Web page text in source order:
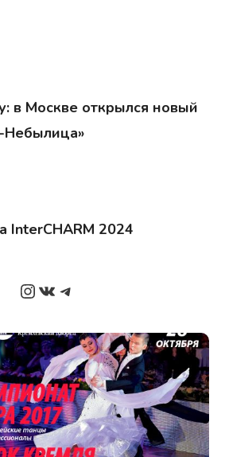
в Москве открылся новый
Небылица»
InterCHARM 2024
Instagram
ВКонтакте
Telegram